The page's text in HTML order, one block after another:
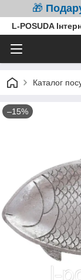
🎁
L-POSUDA
Каталог
–15%